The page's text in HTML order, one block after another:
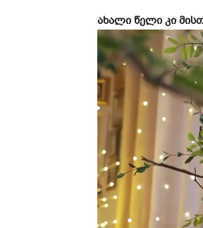
ახალი წელი კი
ვ
ი
დ
ე
ო
ა
მ
კ
ვ
რ